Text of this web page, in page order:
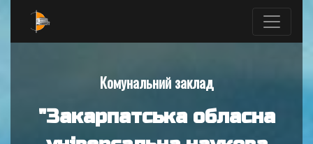
Комунальний заклад
"Закарпатська обласна